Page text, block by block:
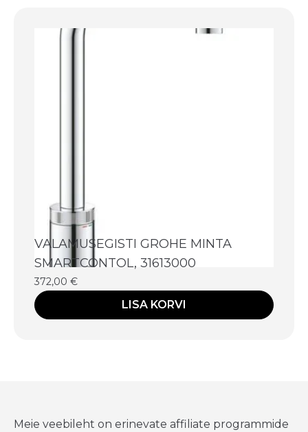
VALAMUSEGISTI GROHE MINTA
SMARTCONTOL, 31613000
372,00 €
LISA KORVI
Meie veebileht on erinevate affiliate programmide